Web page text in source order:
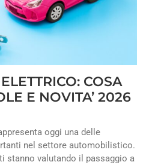
COSA
E NOVITA’ 2026
oggi una delle
nel settore automobilistico.
stanno valutando il passaggio a